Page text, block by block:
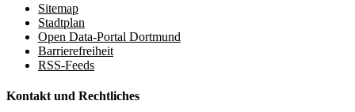
Sitemap
Stadtplan
Open Data-Portal Dortmund
Barrierefreiheit
RSS-Feeds
Kontakt und Rechtliches